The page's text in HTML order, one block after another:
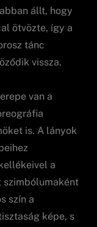
állt, hogy
ötvözte, így a
tánc
vissza.
van a
is. A lányok
a
szimbólumaként
szín a
képe, s